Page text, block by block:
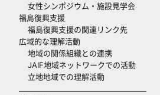
女性シンポジウム・施設見学会
福島復興支援
福島復興支援の関連リンク先
広域的な理解活動
地域の関係組織との連携
JAIF地域ネットワークでの活動
立地地域での理解活動